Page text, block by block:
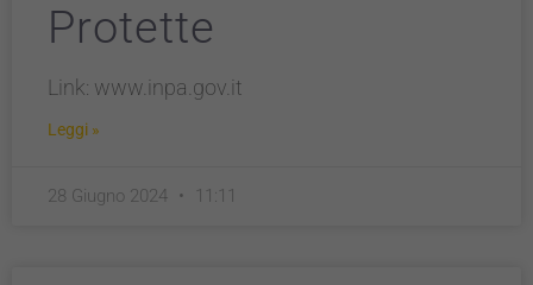
Protette
Link: www.inpa.gov.it
Leggi »
28 Giugno 2024 11:11